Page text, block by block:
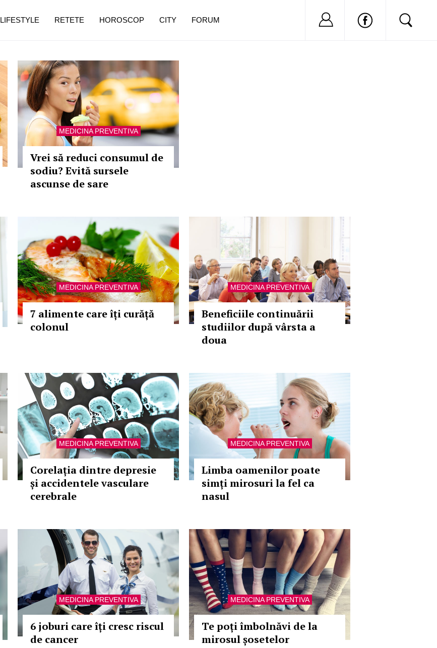
MEDICINA PREVENTIVA
Vrei să reduci consumul de
sodiu? Evită sursele
ascunse de sare
MEDICINA PREVENTIVA
7 alimente care îți curăță
colonul
MEDICINA PREVENTIVA
Beneficiile continuării
studiilor după vârsta a
doua
MEDICINA PREVENTIVA
Corelația dintre depresie
și accidentele vasculare
cerebrale
MEDICINA PREVENTIVA
Limba oamenilor poate
simți mirosuri la fel ca
nasul
MEDICINA PREVENTIVA
6 joburi care îți cresc riscul
de cancer
MEDICINA PREVENTIVA
Te poți îmbolnăvi de la
mirosul șosetelor
LIFESTYLE RETETE HOROSCOP CITY FORUM Nu ai cont?
pe măsură ce înaintezi în vârstă